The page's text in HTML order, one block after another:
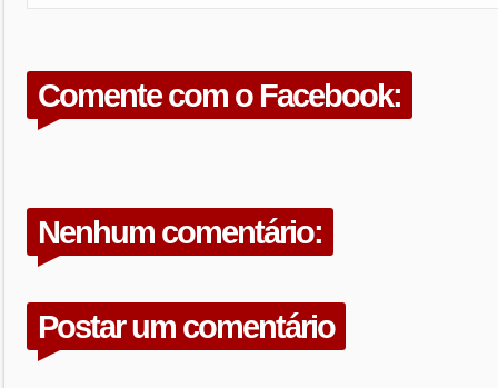
Comente com o Facebook:
Nenhum comentário:
Postar um comentário